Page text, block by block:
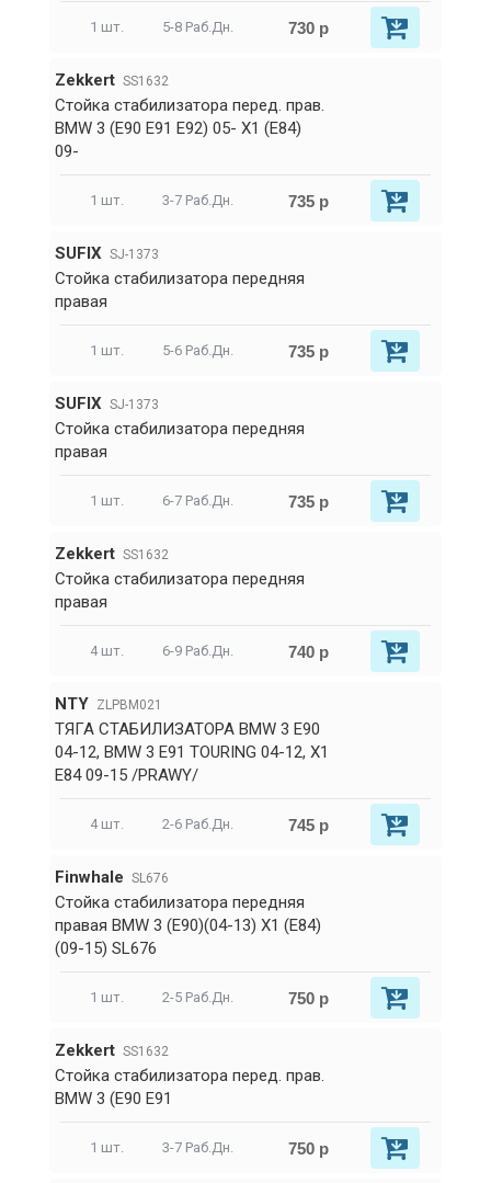
1 шт. 5-8 Раб.Дн. 730 р
Zekkert SS1632
Стойка стабилизатора перед. прав.
BMW 3 (E90 E91 E92) 05- X1 (E84)
09-
1 шт. 3-7 Раб.Дн. 735 р
SUFIX SJ-1373
Стойка стабилизатора передняя
правая
1 шт. 5-6 Раб.Дн. 735 р
SUFIX SJ-1373
Стойка стабилизатора передняя
правая
1 шт. 6-7 Раб.Дн. 735 р
Zekkert SS1632
Стойка стабилизатора передняя
правая
4 шт. 6-9 Раб.Дн. 740 р
NTY ZLPBM021
ТЯГА СТАБИЛИЗАТОРА BMW 3 E90
04-12, BMW 3 E91 TOURING 04-12, X1
E84 09-15 /PRAWY/
4 шт. 2-6 Раб.Дн. 745 р
Finwhale SL676
Стойка стабилизатора передняя
правая BMW 3 (E90)(04-13) X1 (E84)
(09-15) SL676
1 шт. 2-5 Раб.Дн. 750 р
Zekkert SS1632
Стойка стабилизатора перед. прав.
BMW 3 (E90 E91
1 шт. 3-7 Раб.Дн. 750 р